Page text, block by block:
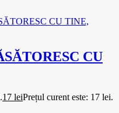
CU
17 leiPrețul curent este: 17 lei.